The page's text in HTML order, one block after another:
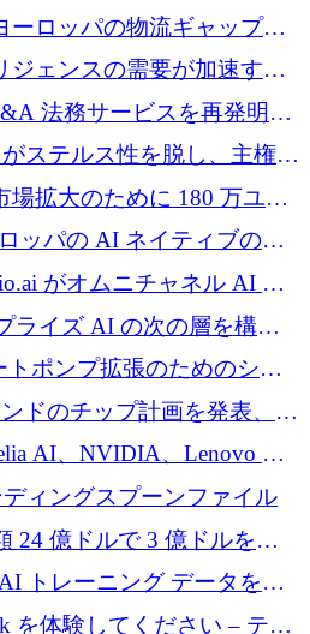
スデブリ追跡に取り組むプ
ーロッパの物流ギャップを
れた重量物運搬用eVTOL
ジェンスの需要が加速する
額100億ユーロ以上で4億
達
法務サービスを再発明す
ーロを適切に確保
ステルス性を脱し、主権の
イズ AI を強化
場拡大のために 180 万ユー
ッパの AI ネイティブの創
に 6,000 万ユーロを調達
がオムニチャネル AI プ
めに 1,700 万ドルを調達
ライズ AI の次の層を構築
ドルを獲得
ポンプ拡張のためのシー
万ユーロを確保
ドのチップ計画を発表、英
こで拡大」し「ここに留
AI、NVIDIA、Lenovo と
of Excellence を立ち上げ
ィングスプーンファイル
24 億ドルで 3 億ドルを調
AI トレーニング データを拡
万ドルのプレシードを調達
を体験してください – テク